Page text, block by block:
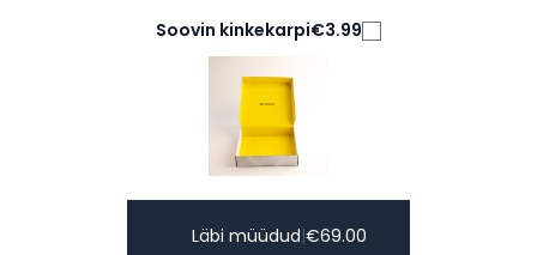
Soovin kinkekarpi€3.99
Läbi müüdud|€69.00